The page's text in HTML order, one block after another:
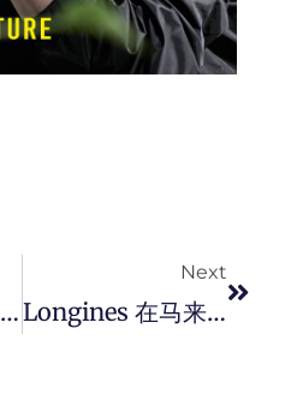
La Mer 皇牌产品「 The Concentrate 」 系列为肌肤注入青春能量，提供愈合滋润和强化屏障力，助力肌肤焕发全新生机。
Next
Longines 在马来西亚 The Exchange TRX 开设最大精品旗舰店，店内全新概念，传达优雅而豪华的感觉。